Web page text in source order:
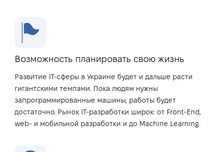
Возможность планировать свою жизнь
Развитие IT-сферы в Украине будет и дальше расти
гигантскими темпами. Пока людям нужны
запрограммированные машины, работы будет
достаточно. Рынок IT-разработки широк: от Front-End,
web- и мобильной разработки и до Machine Learning.